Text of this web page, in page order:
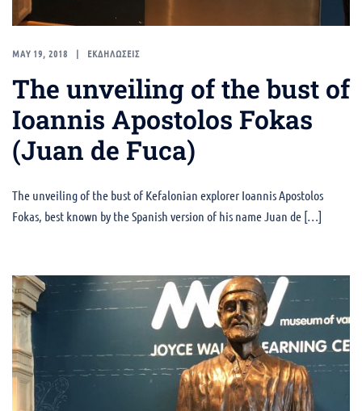
MAY 19, 2018 ΕΚΔΗΛΩΣΕΙΣ
The unveiling of the bust of
Ioannis Apostolos Fokas
(Juan de Fuca)
The unveiling of the bust of Kefalonian explorer Ioannis Apostolos
Fokas, best known by the Spanish version of his name Juan de […]